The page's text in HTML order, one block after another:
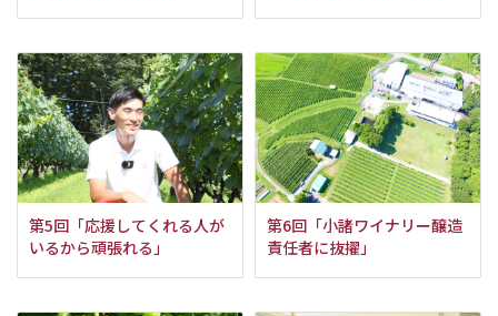
第5回「応援してくれる人が
いるから頑張れる」
第6回「小諸ワイナリー醸造
責任者に抜擢」